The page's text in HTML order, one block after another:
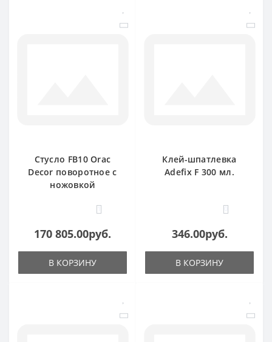
Стусло FB10 Orac
Decor поворотное с
ножовкой
1
170 805.00руб.
В КОРЗИНУ
Клей-шпатлевка
Adefix F 300 мл.
0
346.00руб.
В КОРЗИНУ